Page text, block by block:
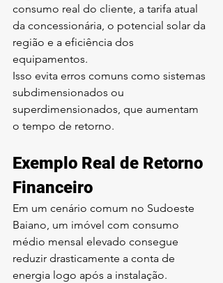
consumo real do cliente, a tarifa atual
da concessionária, o potencial solar da
região e a eficiência dos
equipamentos.
Isso evita erros comuns como sistemas
subdimensionados ou
superdimensionados, que aumentam
o tempo de retorno.
Exemplo Real de Retorno
Financeiro
Em um cenário comum no Sudoeste
Baiano, um imóvel com consumo
médio mensal elevado consegue
reduzir drasticamente a conta de
energia logo após a instalação.